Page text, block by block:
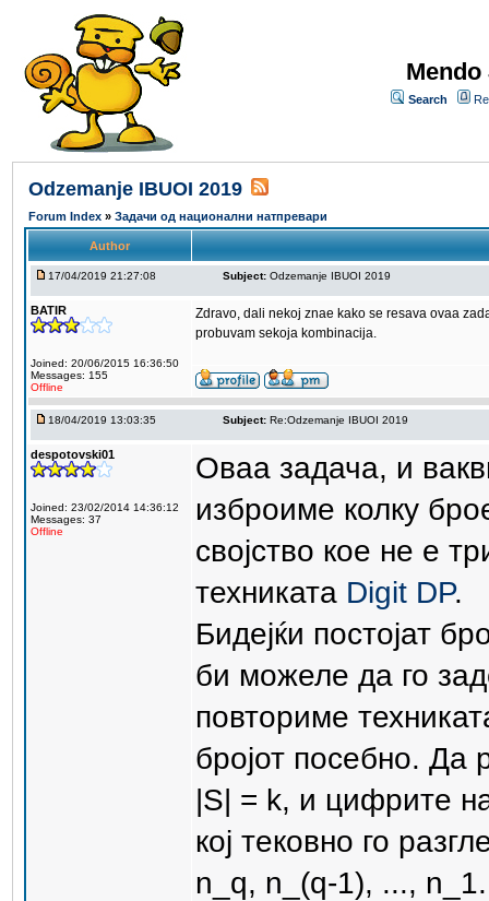
Search
Odzemanje IBUOI 2019
Forum Index » Задачи од национални натпревари
Author
17/04/2019 21:27:08 Subject: Odzemanje IBUOI 2019
BATIR
Joined: 20/06/2015 16:36:50
Messages: 155
Offline
Zdravo, dali nekoj znae kako se resava ovaa
probuvam sekoja kombinacija.
18/04/2019 13:03:35 Subject: Re:Odzemanje IBUOI 2019
despotovski01
Joined: 23/02/2014 14:36:12
Messages: 37
Offline
Оваа задача, и
изброиме колку
својство кое не е
техниката Digit DP.
Бидејќи постојат
би можеле да го
повториме
бројот посебно.
|S| = k, и цифрите
кој тековно го
n_q, n_(q-1), ...,